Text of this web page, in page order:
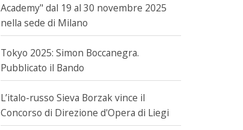
Academy" dal 19 al 30 novembre 2025
nella sede di Milano
Tokyo 2025: Simon Boccanegra.
Pubblicato il Bando
L’italo-russo Sieva Borzak vince il
Concorso di Direzione d'Opera di Liegi